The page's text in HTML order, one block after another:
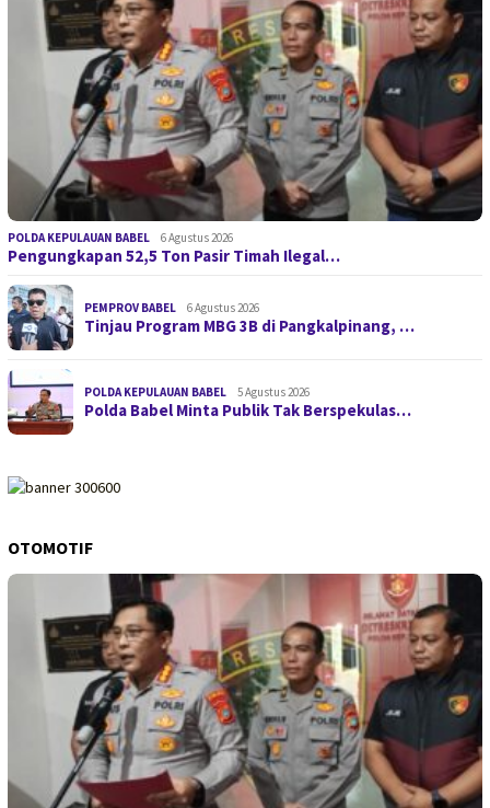
POLDA KEPULAUAN BABEL 6 Agustus 2026
Pengungkapan 52,5 Ton Pasir Timah Ilegal…
PEMPROV BABEL 6 Agustus 2026
Tinjau Program MBG 3B di Pangkalpinang, …
POLDA KEPULAUAN BABEL 5 Agustus 2026
Polda Babel Minta Publik Tak Berspekulas…
OTOMOTIF